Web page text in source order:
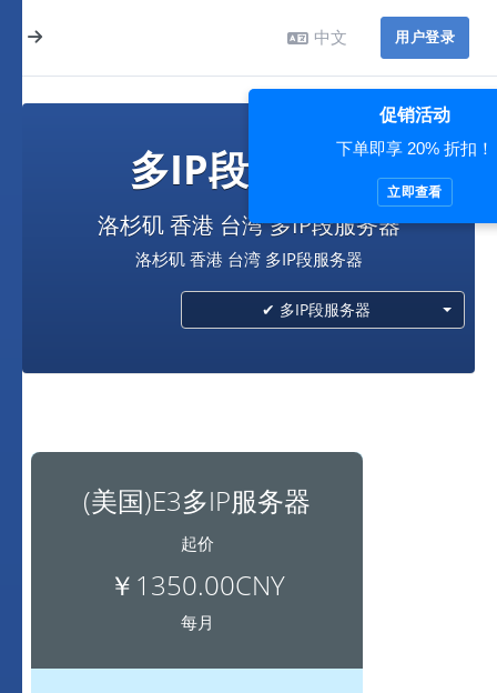
中文 用户登录
多IP段服务器
洛杉矶 香港 台湾 多IP段服务器
洛杉矶 香港 台湾 多IP段服务器
✔ 多IP段服务器
(美国)E3多IP服务器
起价
￥1350.00CNY
每月
促销活动
下单即享 20% 折扣！
立即查看